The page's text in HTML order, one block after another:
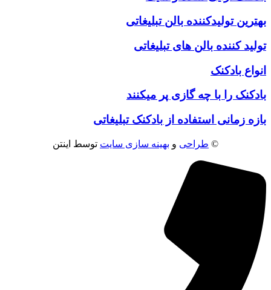
بهترین تولیدکننده بالن تبلیغاتی
تولید کننده بالن های تبلیغاتی
انواع بادکنک
بادکنک را با چه گازی پر میکنند
بازه زمانی استفاده از بادکنک تبلیغاتی
© طراحی و بهینه سازی سایت توسط اینتن